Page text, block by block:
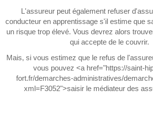
L'assureur peut également refuser
conducteur en apprentissage s'il estime que
un risque trop élevé. Vous devrez alors
qui accepte de le couvrir.
Mais, si vous estimez que le refus de
vous pouvez <a href="https://saint-
fort.fr/demarches-administratives/
xml=F3052">saisir le médiateur des